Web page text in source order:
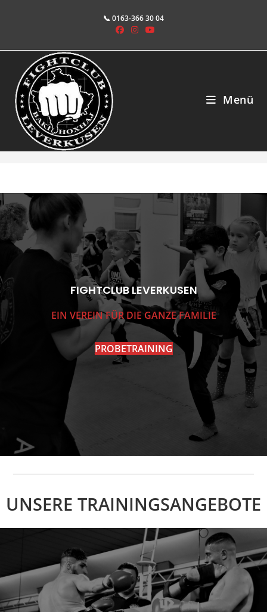
📞 0163-366 30 04
Menü
FIGHTCLUB LEVERKUSEN
EIN VEREIN FÜR DIE GANZE FAMILIE
PROBETRAINING
UNSERE TRAININGSANGEBOTE